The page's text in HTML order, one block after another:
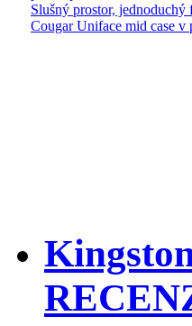
Slušný prostor, jednoduchý
Cougar Uniface mid case v